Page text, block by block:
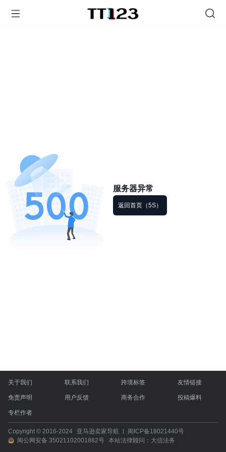
服务器异常
返回首页（5S）
关于我们 联系我们 跨境标签 友情链接
免责声明 用户反馈 商务合作 投稿爆料
专栏作者
Copyright © 2016-2024 亚马逊卖家导航
闽ICP备18021440号
闽公网安备 35021102001882号 本站法律顾问：大信法务